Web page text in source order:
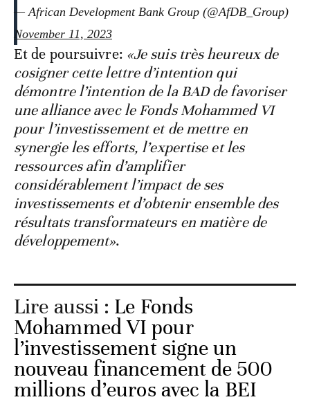
— African Development Bank Group (@AfDB_Group)
November 11, 2023
Et de poursuivre: «Je suis très heureux de
cosigner cette lettre d’intention qui
démontre l’intention de la BAD de favoriser
une alliance avec le Fonds Mohammed VI
pour l’investissement et de mettre en
synergie les efforts, l’expertise et les
ressources afin d’amplifier
considérablement l’impact de ses
investissements et d’obtenir ensemble des
résultats transformateurs en matière de
développement».
Lire aussi : Le Fonds
Mohammed VI pour
l’investissement signe un
nouveau financement de 500
millions d’euros avec la BEI